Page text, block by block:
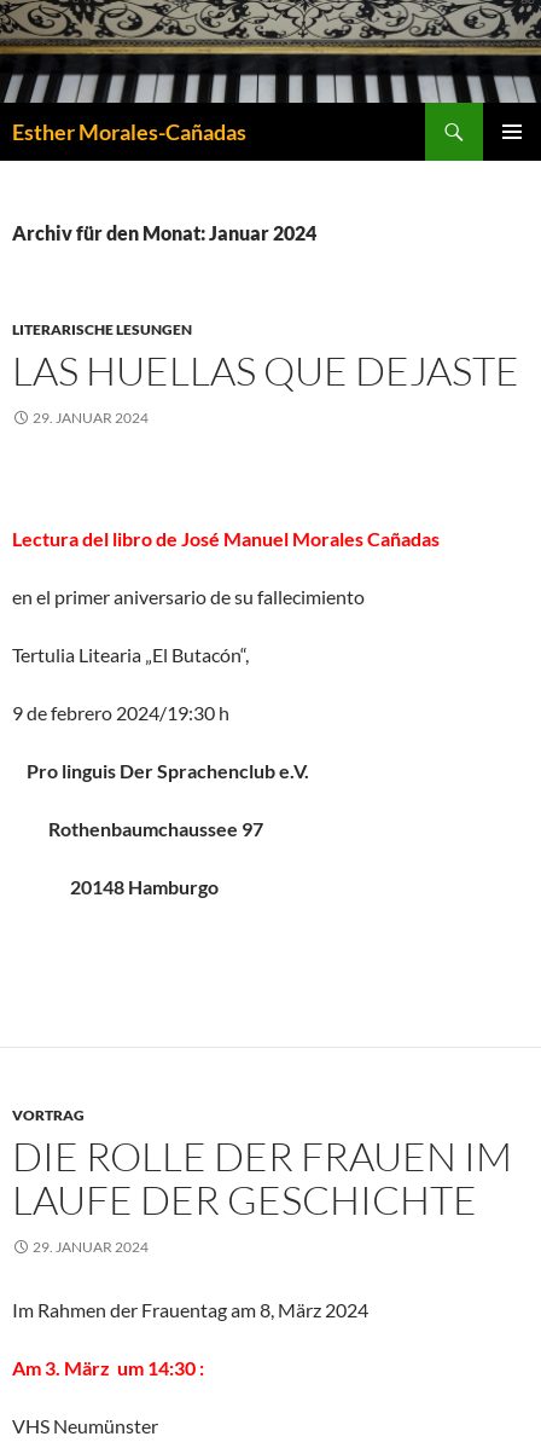
Esther Morales-Cañadas
Archiv für den Monat: Januar 2024
LITERARISCHE LESUNGEN
LAS HUELLAS QUE DEJASTE
29. JANUAR 2024
Lectura del libro de José Manuel Morales Cañadas
en el primer aniversario de su fallecimiento
Tertulia Litearia „El Butacón“,
9 de febrero 2024/19:30 h
Pro linguis Der Sprachenclub e.V.
Rothenbaumchaussee 97
20148 Hamburgo
VORTRAG
DIE ROLLE DER FRAUEN IM
LAUFE DER GESCHICHTE
29. JANUAR 2024
Im Rahmen der Frauentag am 8, März 2024
Am 3. März um 14:30 :
VHS Neumünster